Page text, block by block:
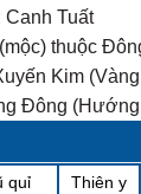
Canh Tuất
thuộc
Kim
Đông (Hướng
quỉ Thiên y